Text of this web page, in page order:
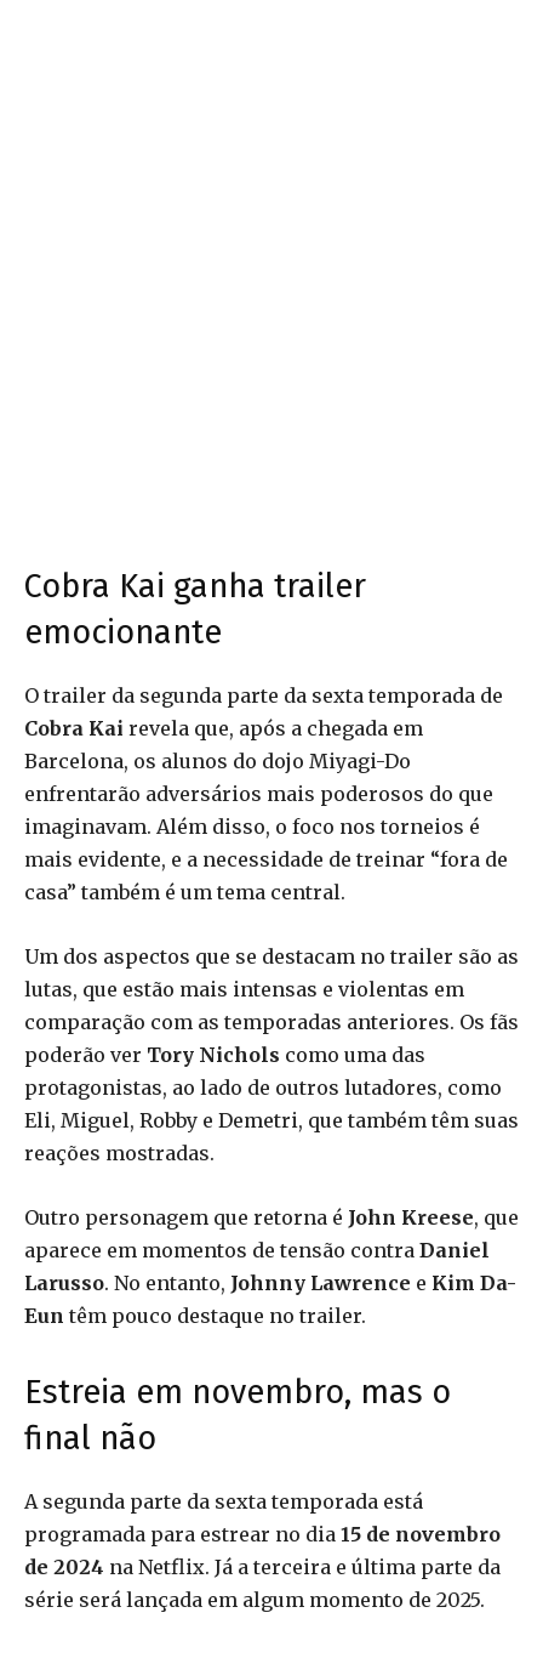
Cobra Kai ganha trailer
emocionante
O trailer da segunda parte da sexta temporada de
Cobra Kai revela que, após a chegada em
Barcelona, os alunos do dojo Miyagi-Do
enfrentarão adversários mais poderosos do que
imaginavam. Além disso, o foco nos torneios é
mais evidente, e a necessidade de treinar “fora de
casa” também é um tema central.
Um dos aspectos que se destacam no trailer são as
lutas, que estão mais intensas e violentas em
comparação com as temporadas anteriores. Os fãs
poderão ver Tory Nichols como uma das
protagonistas, ao lado de outros lutadores, como
Eli, Miguel, Robby e Demetri, que também têm suas
reações mostradas.
Outro personagem que retorna é John Kreese, que
aparece em momentos de tensão contra Daniel
Larusso. No entanto, Johnny Lawrence e Kim Da-
Eun têm pouco destaque no trailer.
Estreia em novembro, mas o
final não
A segunda parte da sexta temporada está
programada para estrear no dia 15 de novembro
de 2024 na Netflix. Já a terceira e última parte da
série será lançada em algum momento de 2025.